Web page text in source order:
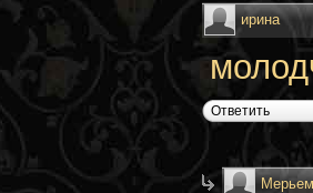
ирина
Ответить